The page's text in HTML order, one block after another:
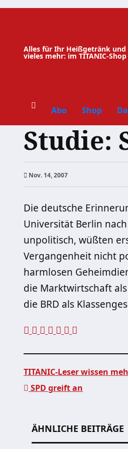
Zum
Alles für Ihr Heißgetränk und
vieles mehr: im TITANIC-Shop
Abo Shop
Studie:
Nov. 14, 2007
Die deutsche
Universität Berlin
unpolitisch, wüßten
Vergangenheit nicht
harmlosen
die Marktwirtschaft
die BRD als
TITANIC-Leser wissen
SPD greift an
ÄHNLICHE BEITRÄGE